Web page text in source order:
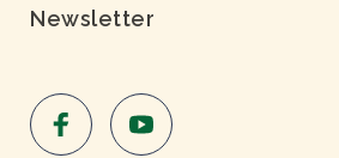
Newsletter